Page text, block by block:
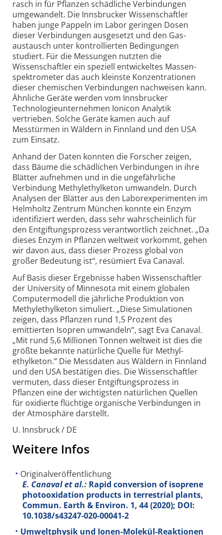
rasch in für Pflanzen schädliche Verbindungen
umgewandelt. Die Innsbrucker Wissenschaftler
haben junge Pappeln im Labor geringen Dosen
dieser Verbindungen ausgesetzt und den Gas­
austausch unter kontrollierten Bedingungen
studiert. Für die Messungen nutzten die
Wissenschaftler ein speziell entwickeltes Massen­
spektrometer das auch kleinste Konzentrationen
dieser chemischen Verbindungen nachweisen kann.
Ähnliche Geräte werden vom Innsbrucker
Technologie­unternehmen Ionicon Analytik
vertrieben. Solche Geräte kamen auch auf
Messtürmen in Wäldern in Finnland und den USA
zum Einsatz.
Anhand der Daten konnten die Forscher zeigen,
dass Bäume die schädlichen Verbindungen in ihre
Blätter aufnehmen und in die ungefährliche
Verbindung Methyl­ethylketon umwandeln. Durch
Analysen der Blätter aus den Labor­experimenten im
Helmholtz Zentrum München konnte ein Enzym
identifiziert werden, dass sehr wahrscheinlich für
den Entgiftungs­prozess verantwortlich zeichnet. „Da
dieses Enzym in Pflanzen weltweit vorkommt, gehen
wir davon aus, dass dieser Prozess global von
großer Bedeutung ist“, resümiert Eva Canaval.
Auf Basis dieser Ergebnisse haben Wissenschaftler
der University of Minnesota mit einem globalen
Computer­modell die jährliche Produktion von
Methyl­ethylketon simuliert. „Diese Simulationen
zeigen, dass Pflanzen rund 1,5 Prozent des
emittierten Isopren umwandeln“, sagt Eva Canaval.
„Mit rund 5,6 Millionen Tonnen weltweit ist dies die
größte bekannte natürliche Quelle für Methyl­
ethylketon.“ Die Messdaten aus Wäldern in Finnland
und den USA bestätigen dies. Die Wissenschaftler
vermuten, dass dieser Entgiftungsprozess in
Pflanzen eine der wichtigsten natürlichen Quellen
für oxidierte flüchtige organische Verbindungen in
der Atmosphäre darstellt.
U. Innsbruck / DE
Weitere Infos
Originalveröffentlichung
E. Canaval et al.: Rapid conversion of isoprene
photooxidation products in terrestrial plants,
Commun. Earth & Environ. 1, 44 (2020); DOI:
10.1038/s43247-020-00041-2
Umweltphysik und Ionen-Molekül-Reaktionen